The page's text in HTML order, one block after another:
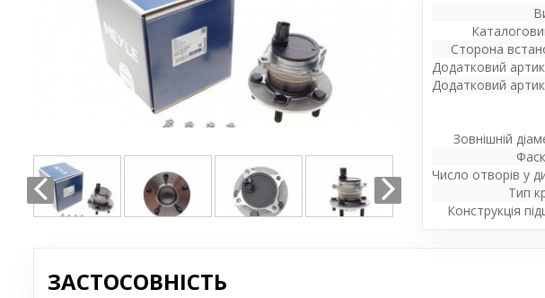
Сторона
Зовнішній
Тип
Конструкція
ЗАСТОСОВНІСТЬ